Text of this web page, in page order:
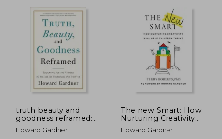
55%
dcto.
40%
dcto.
truth beauty and
goodness reframed:
educating for the
virtues in the age of
Howard Gardner
The new Smart: How
Nurturing Creativity
Will Help Children
Thrive (en Inglés)
Howard Gardner